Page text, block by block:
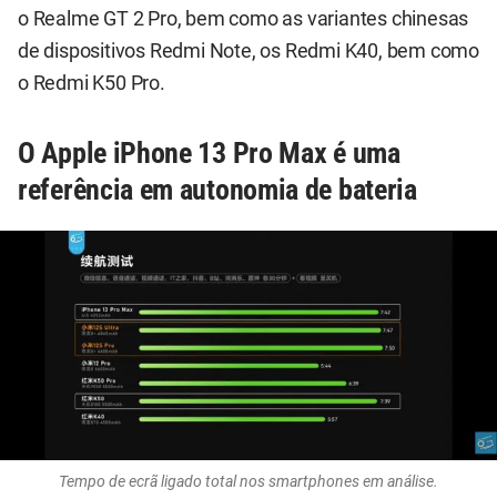
o Realme GT 2 Pro, bem como as variantes chinesas
de dispositivos Redmi Note, os Redmi K40, bem como
o Redmi K50 Pro.
O Apple iPhone 13 Pro Max é uma
referência em autonomia de bateria
Tempo de ecrã ligado total nos smartphones em análise.